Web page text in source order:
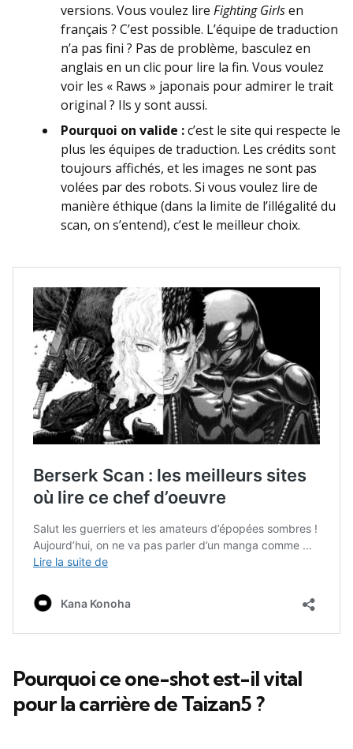
versions. Vous voulez lire Fighting Girlsen
français ? C’est possible. L’équipe de traduction
n’a pas fini ? Pas de problème, basculez en
anglais en un clic pour lire la fin. Vous voulez
voir les « Raws » japonais pour admirer le trait
original ? Ils y sont aussi.
Pourquoi on valide :c’est le site qui respecte le
plus les équipes de traduction. Les crédits sont
toujours affichés, et les images ne sont pas
volées par des robots. Si vous voulez lire de
manière éthique (dans la limite de l’illégalité du
scan, on s’entend), c’est le meilleur choix.
Pourquoi ce one-shot est-il vital
pour la carrière de Taizan5 ?